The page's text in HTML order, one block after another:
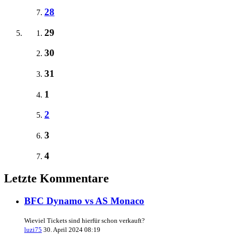
28
29
30
31
1
2
3
4
Letzte Kommentare
BFC Dynamo vs AS Monaco
Wieviel Tickets sind hierfür schon verkauft?
luzi75 30. April 2024 08:19